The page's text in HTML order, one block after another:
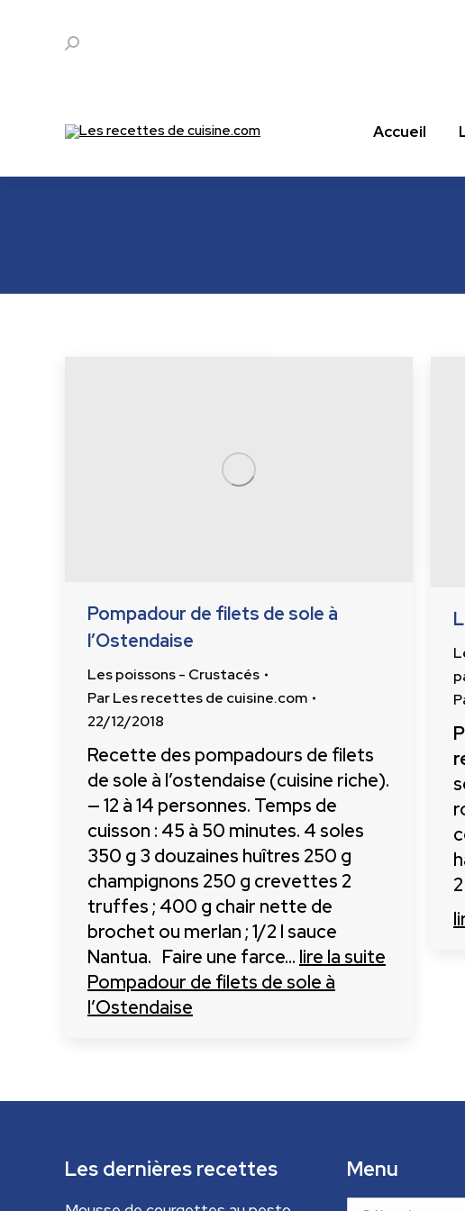
Search:
Les recettes de cuisine.com Accueil
Pompadour de filets de sole à
l’Ostendaise
Les poissons - Crustacés
ParLes recettes de cuisine.com
22/12/2018
Recette des pompadours de filets
de sole à l’ostendaise (cuisine riche).
— 12 à 14 personnes. Temps de
cuisson : 45 à 50 minutes. 4 soles
350 g 3 douzaines huîtres 250 g
champignons 250 g crevettes 2
truffes ; 400 g chair nette de
brochet ou merlan ; 1/2 l sauce
Nantua. Faire une farce… lire la suite
Pompadour de filets de sole à
l’Ostendaise
Les dernières recettes Menu